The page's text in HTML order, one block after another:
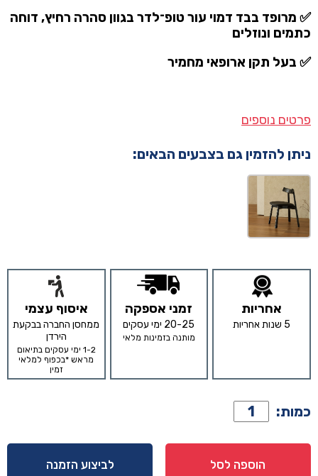
✅ מרופד בבד דמוי עור טופ־לדר בגוון סהרה רחיץ, דוחה
כתמים ונוזלים
✅ בעל תקן ארופאי מחמיר
פרטים נוספים
ניתן להזמין גם בצבעים הבאים:
אחריות
5 שנות אחריות
זמני אספקה
20-25 ימי עסקים
מותנה בזמינות מלאי
איסוף עצמי
ממחסן החברה בבקעת
הירדן
1-2 ימי עסקים בתיאום
מראש *בכפוף למלאי
זמין
כמות: כמות
של
כיסא
דגם
הוספה לסל לביצוע הזמנה